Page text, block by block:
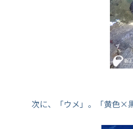
次に、「ウメ」。「黄色×